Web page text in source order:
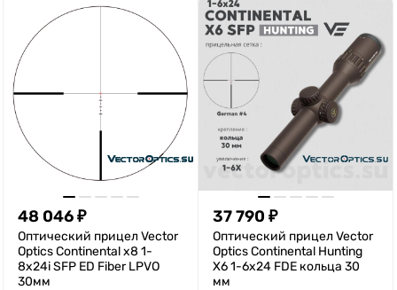
48 046₽
Оптический прицел Vector
Optics Continental x8 1-
8x24i SFP ED Fiber LPVO
30мм
37 790 ₽
Оптический прицел Vector
Optics Continental Hunting
X6 1-6x24 FDE кольца 30
мм